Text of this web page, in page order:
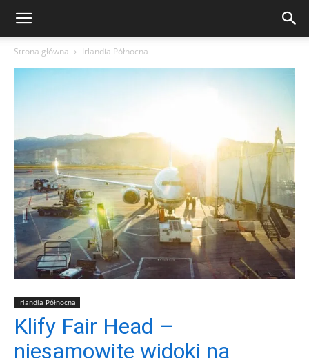
Strona główna Irlandia Północna
Irlandia Północna
Klify Fair Head –
niesamowite widoki na